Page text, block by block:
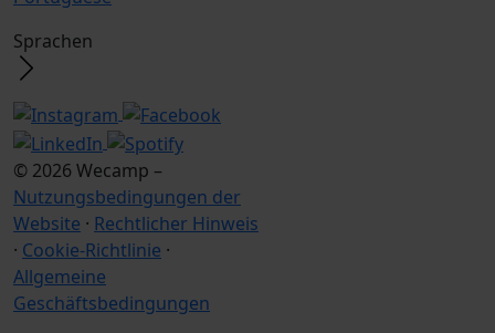
Sprachen
© 2026 Wecamp –
Nutzungsbedingungen der
Website · Rechtlicher Hinweis
· Cookie-Richtlinie ·
Allgemeine
Geschäftsbedingungen